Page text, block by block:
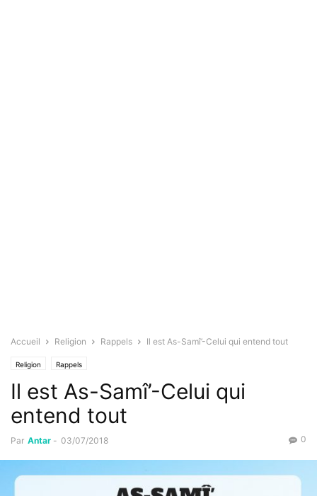
Accueil Religion Rappels Il est As-Samî’-Celui qui entend tout
Religion Rappels
Il est As-Samî’-Celui qui
entend tout
Par Antar - 03/07/2018 0